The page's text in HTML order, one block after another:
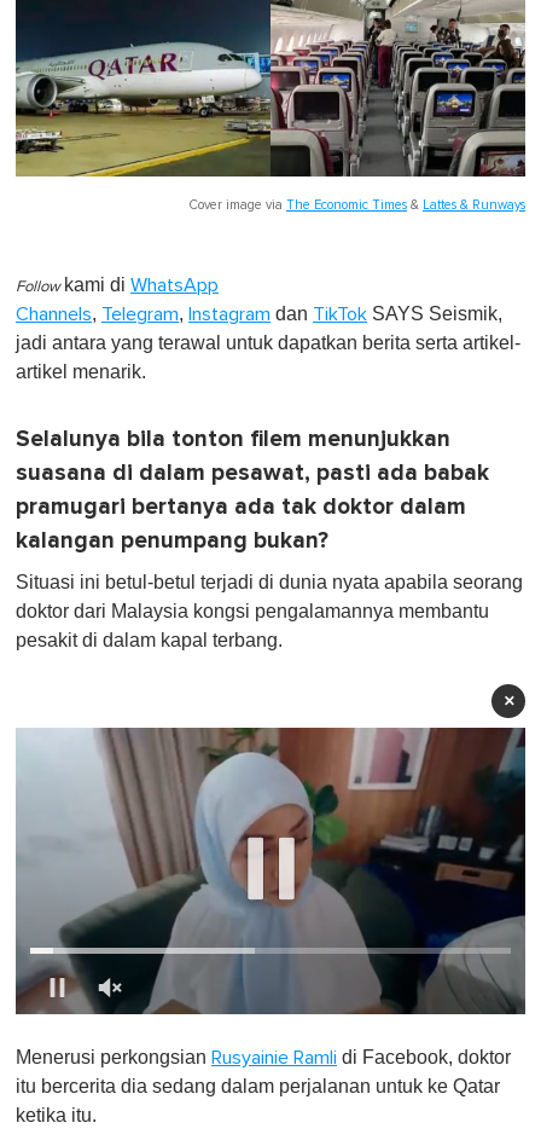
Cover image via The Economic Times & Lattes & Runways
Follow kami di WhatsApp
Channels, Telegram, Instagram dan TikTok SAYS Seismik,
jadi antara yang terawal untuk dapatkan berita serta artikel-
artikel menarik.
Selalunya bila tonton filem menunjukkan
suasana di dalam pesawat, pasti ada babak
pramugari bertanya ada tak doktor dalam
kalangan penumpang bukan?
Situasi ini betul-betul terjadi di dunia nyata apabila seorang
doktor dari Malaysia kongsi pengalamannya membantu
pesakit di dalam kapal terbang.
×
f
1
i
Menerusi perkongsian Rusyainie Ramli di Facebook, doktor
itu bercerita dia sedang dalam perjalanan untuk ke Qatar
ketika itu.